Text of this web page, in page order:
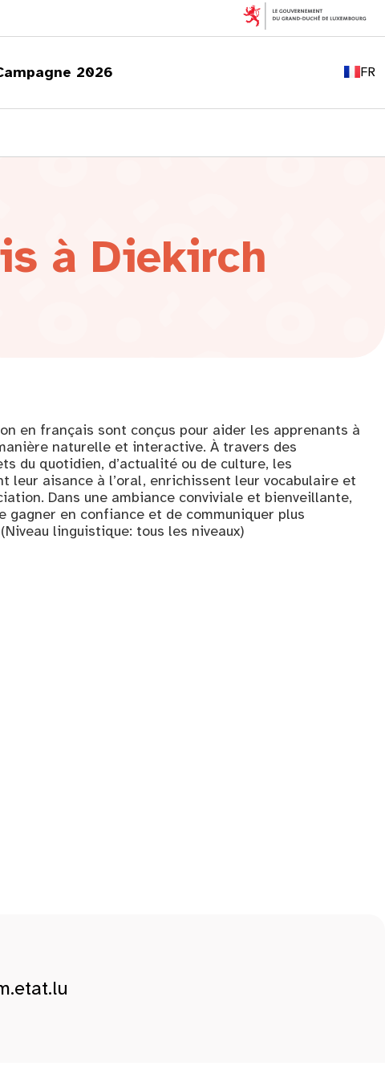
2026 FR
EN
LU
à Diekirch
en français sont conçus pour aider les apprenants à
naturelle et interactive. À travers des
du quotidien, d’actualité ou de culture, les
leur aisance à l’oral, enrichissent leur vocabulaire et
Dans une ambiance conviviale et bienveillante,
gagner en confiance et de communiquer plus
linguistique: tous les niveaux)